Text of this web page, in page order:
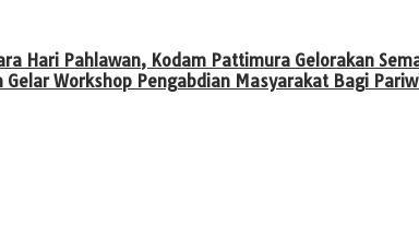
Hari Pahlawan, Kodam Pattimura Gelorakan
Gelar Workshop Pengabdian Masyarakat Bagi